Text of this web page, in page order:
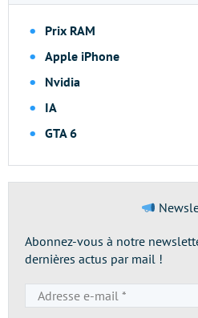
Prix RAM
Apple iPhone
Nvidia
IA
GTA 6
Abonnez-vous à notre
dernières actus par mail !
e-